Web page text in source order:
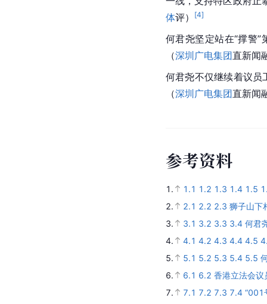
体评） [4]
何君尧坚定站在“撑警
（深圳广电集团直新闻
何君尧不仅继续着议员
（深圳广电集团直新闻
参考资料
1. 1.1 1.2 1.3 1.4 1.5
2.
2.1 2.2 2.3 狮子山下
3.
3.1 3.2 3.3 3.4 何君
4.
4.1 4.2 4.3 4.4 4.5
5.
5.1 5.2 5.3 5.4 5.5
6.
6.1 6.2 香港立法会
7.
7.1 7.2 7.3 7.4 “001